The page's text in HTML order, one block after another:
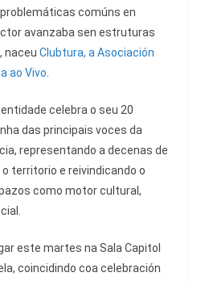
comúns en
avanzaba sen estruturas
naceu Clubtura, a Asociación
ao Vivo.
celebra o seu 20
das principais voces da
representando a decenas de
territorio e reivindicando o
como motor cultural,
este martes na Sala Capitol
coincidindo coa celebración